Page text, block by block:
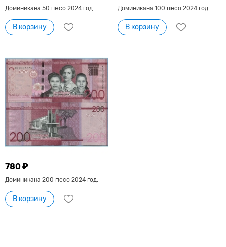
Доминикана 50 песо 2024 год.
В корзину
Доминикана 100 песо 2024 год.
В корзину
780 ₽
Доминикана 200 песо 2024 год.
В корзину